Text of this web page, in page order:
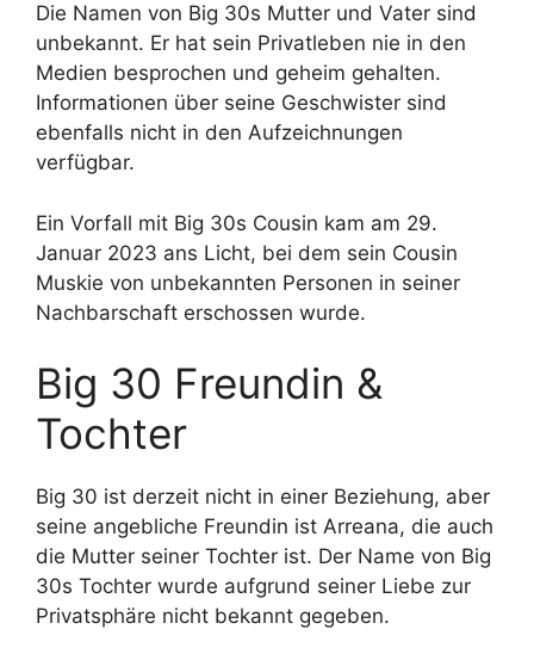
Die Namen von Big 30s Mutter und Vater sind
unbekannt. Er hat sein Privatleben nie in den
Medien besprochen und geheim gehalten.
Informationen über seine Geschwister sind
ebenfalls nicht in den Aufzeichnungen
verfügbar.
Ein Vorfall mit Big 30s Cousin kam am 29.
Januar 2023 ans Licht, bei dem sein Cousin
Muskie von unbekannten Personen in seiner
Nachbarschaft erschossen wurde.
Big 30 Freundin &
Tochter
Big 30 ist derzeit nicht in einer Beziehung, aber
seine angebliche Freundin ist Arreana, die auch
die Mutter seiner Tochter ist. Der Name von Big
30s Tochter wurde aufgrund seiner Liebe zur
Privatsphäre nicht bekannt gegeben.